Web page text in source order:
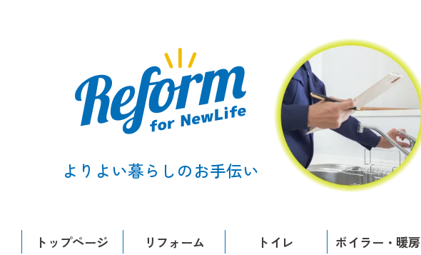
よりよい暮らしのお手伝い
トップページ リフォーム トイレ ボイラー・暖房